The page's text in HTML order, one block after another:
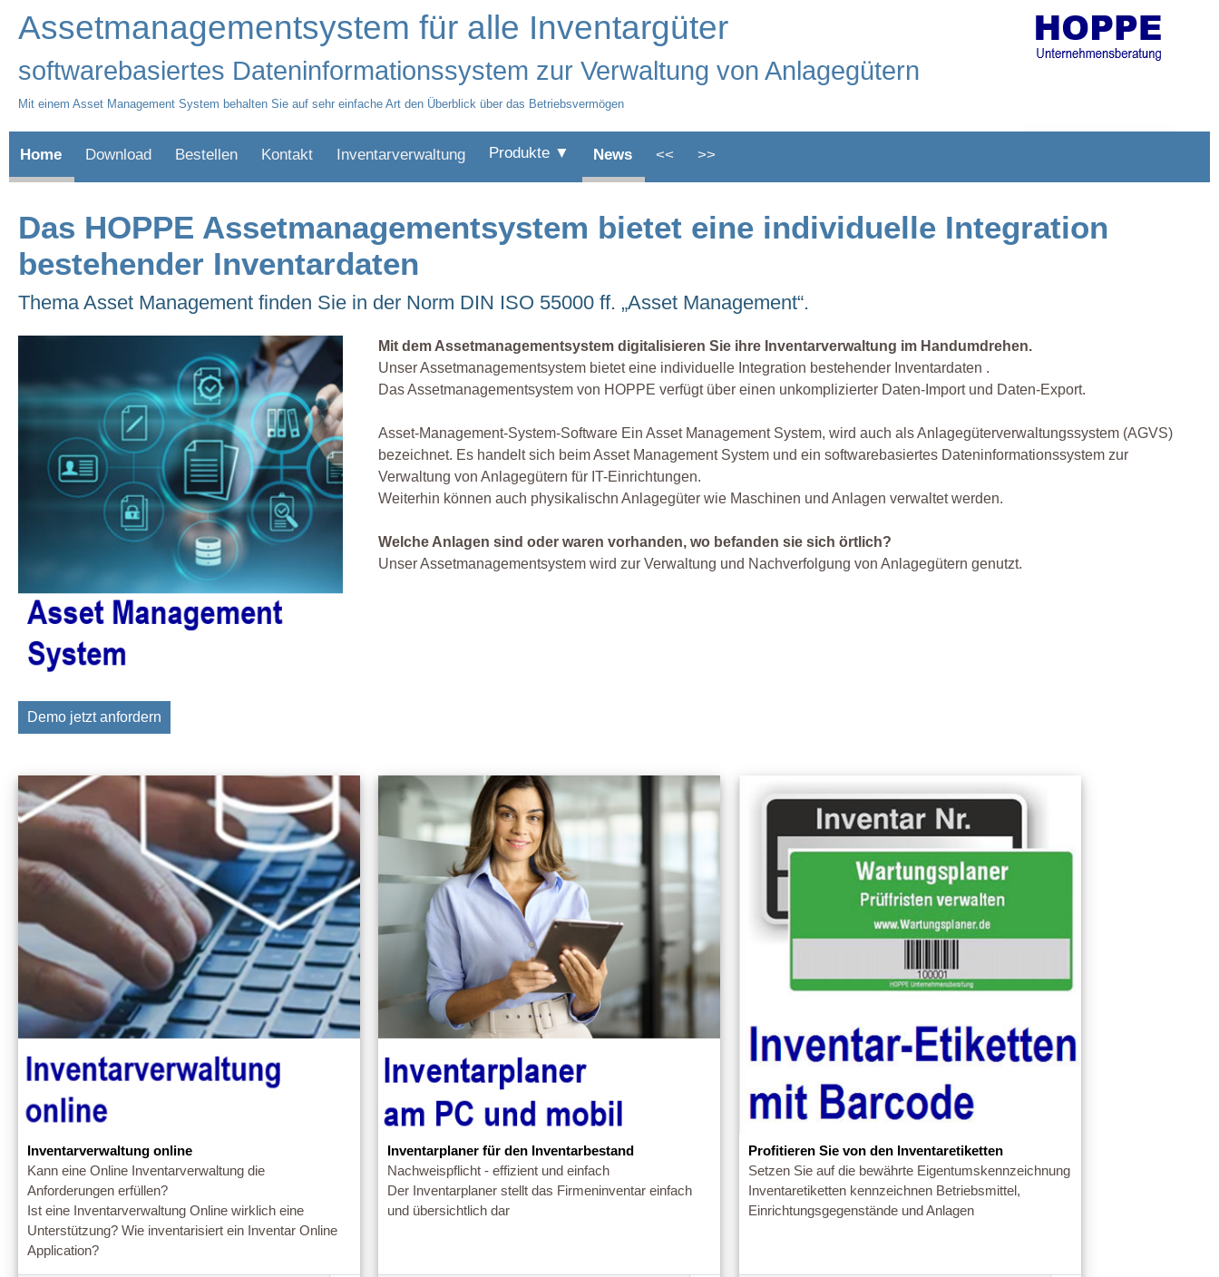
Assetmanagementsystem für alle Inventargüter
softwarebasiertes Dateninformationssystem zur Verwaltung von Anlagegütern
Mit einem Asset Management System behalten Sie auf sehr einfache Art den Überblick über das Betriebsvermögen
Home Download Bestellen Kontakt Inventarverwaltung Produkte ▼ News << >>
Das HOPPE Assetmanagementsystem bietet eine individuelle Integration
bestehender Inventardaten
Thema Asset Management finden Sie in der Norm DIN ISO 55000 ff. „Asset Management“.
Demo jetzt anfordern
Mit dem Assetmanagementsystem digitalisieren Sie ihre Inventarverwaltung im Handumdrehen.
Unser Assetmanagementsystem bietet eine individuelle Integration bestehender Inventardaten .
Das Assetmanagementsystem von HOPPE verfügt über einen unkomplizierter Daten-Import und Daten-Export.
Asset-Management-System-Software Ein Asset Management System, wird auch als Anlagegüterverwaltungssystem (AGVS)
bezeichnet. Es handelt sich beim Asset Management System und ein softwarebasiertes Dateninformationssystem zur
Verwaltung von Anlagegütern für IT-Einrichtungen.
Weiterhin können auch physikalischn Anlagegüter wie Maschinen und Anlagen verwaltet werden.
Welche Anlagen sind oder waren vorhanden, wo befanden sie sich örtlich?
Unser Assetmanagementsystem wird zur Verwaltung und Nachverfolgung von Anlagegütern genutzt.
Inventarverwaltung online
Kann eine Online Inventarverwaltung die
Anforderungen erfüllen?
Ist eine Inventarverwaltung Online wirklich eine
Unterstützung? Wie inventarisiert ein Inventar Online
Application?
Inventarplaner für den Inventarbestand
Nachweispflicht - effizient und einfach
Der Inventarplaner stellt das Firmeninventar einfach
und übersichtlich dar
Profitieren Sie von den Inventaretiketten
Setzen Sie auf die bewährte Eigentumskennzeichnung
Inventaretiketten kennzeichnen Betriebsmittel,
Einrichtungsgegenstände und Anlagen